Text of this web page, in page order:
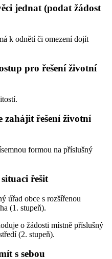
jednat (podat žádost
k odnětí či omezení dojít
pro řešení životní
zahájit řešení životní
formou na příslušný
řešit
úřad obce s rozšířenou
(1. stupeň).
o žádosti místně příslušný
(2. stupeň).
s sebou